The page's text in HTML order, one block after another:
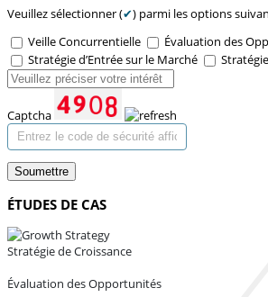
Veuillez sélectionner (✔) parmi les options
Veille Concurrentielle
Évaluation des
Stratégie d’Entrée sur le Marché
Captcha
Soumettre
ÉTUDES DE CAS
Stratégie de Croissance
Évaluation des Opportunités